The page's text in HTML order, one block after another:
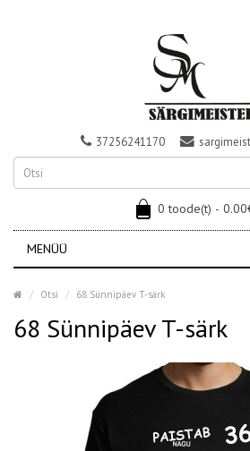
37256241170
0 toode(t) -
MENÜÜ
Otsi 68 Sünnipäev T-särk
68 Sünnipäev T-särk